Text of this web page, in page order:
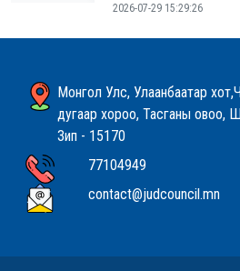
2026-07-29 15:29:26
Монгол Улс, Улаанбаатар
дугаар хороо, Тасганы овоо,
Зип - 15170
77104949
contact@judcouncil.mn